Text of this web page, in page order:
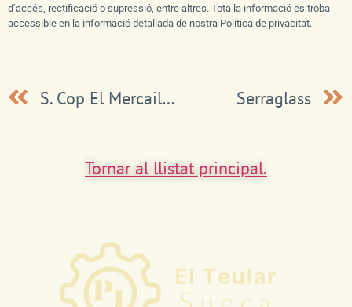
d’accés, rectificació o supressió, entre altres. Tota la informació es troba
accessible en la informació detallada de nostra Política de privacitat.
S. Cop El Mercaillo Serraglass
Tornar al llistat principal.